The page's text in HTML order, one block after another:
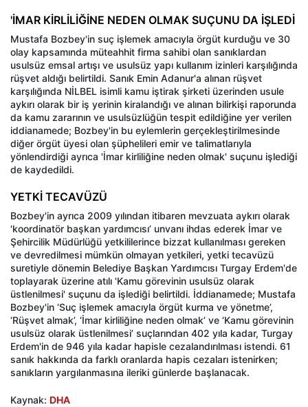
'İMAR KİRLİLİĞİNE NEDEN OLMAK SUÇUNU DA İŞLEDİ
Mustafa Bozbey'in suç işlemek amacıyla örgüt kurduğu ve 30
olay kapsamında müteahhit firma sahibi olan sanıklardan
usulsüz emsal artışı ve usulsüz yapı kullanım izinleri karşılığında
rüşvet aldığı belirtildi. Sanık Emin Adanur'a alınan rüşvet
karşılığında NİLBEL isimli kamu iştirak şirketi üzerinden usule
aykırı olarak bir iş yerinin kiralandığı ve alınan bilirkişi raporunda
da kamu zararının ve usulsüzlüğün tespit edildiğine yer verilen
iddianamede; Bozbey'in bu eylemlerin gerçekleştirilmesinde
diğer örgüt üyesi olan şüphelileri emir ve talimatlarıyla
yönlendirdiği ayrıca 'İmar kirliliğine neden olmak' suçunu işlediği
de kaydedildi.
YETKİ TECAVÜZÜ
Bozbey'in ayrıca 2009 yılından itibaren mevzuata aykırı olarak
'koordinatör başkan yardımcısı’ unvanı ihdas ederek İmar ve
Şehircilik Müdürlüğü yetkililerince bizzat kullanılması gereken
ve devredilmesi mümkün olmayan yetkileri, yetki tecavüzü
suretiyle dönemin Belediye Başkan Yardımcısı Turgay Erdem'de
toplayarak üzerine atılı 'Kamu görevinin usulsüz olarak
üstlenilmesi' suçunu da işlediği belirtildi. İddianamede; Mustafa
Bozbey'in ‘Suç işlemek amacıyla örgüt kurma ve yönetme’,
‘Rüşvet almak’, ‘İmar kirliliğine neden olmak’ ve ‘Kamu görevinin
usulsüz olarak üstlenilmesi’ suçlarından 402 yıla kadar, Turgay
Erdem'in de 946 yıla kadar hapisle cezalandırılması istendi. 61
sanık hakkında da farklı oranlarda hapis cezaları istenirken;
sanıkların yargılanmasına ileriki günlerde başlanacak.
Kaynak: DHA